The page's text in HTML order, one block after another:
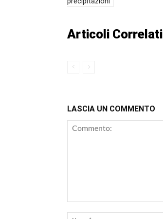
Articoli Correlati
LASCIA UN COMMENTO